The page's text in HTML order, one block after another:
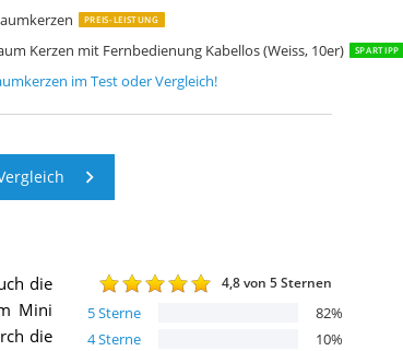
PREIS-LEISTUNG
Kerzen mit Fernbedienung Kabellos (Weiss, 10er) SPARTIPP
im Test oder Vergleich!
4,8von 5 Sternen
5Sterne 82%
4Sterne 10%
die
Mini
die